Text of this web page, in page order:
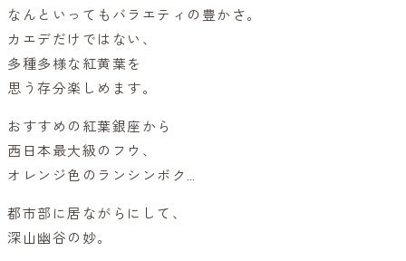
なんといってもバラエティの豊かさ。
カエデだけではない、
多種多様な紅黄葉を
思う存分楽しめます。
おすすめの紅葉銀座から
西日本最大級のフウ、
オレンジ色のランシンボク…
都市部に居ながらにして、
深山幽谷の妙。